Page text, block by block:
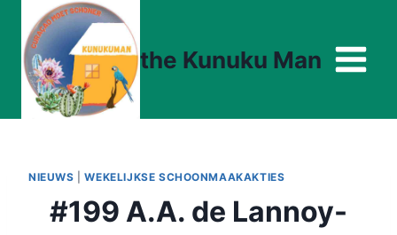
Doorgaan
naar
inhoud
the Kunuku Man
NIEUWS |WEKELIJKSE SCHOONMAAKAKTIES
#199 A.A. de Lannoy-